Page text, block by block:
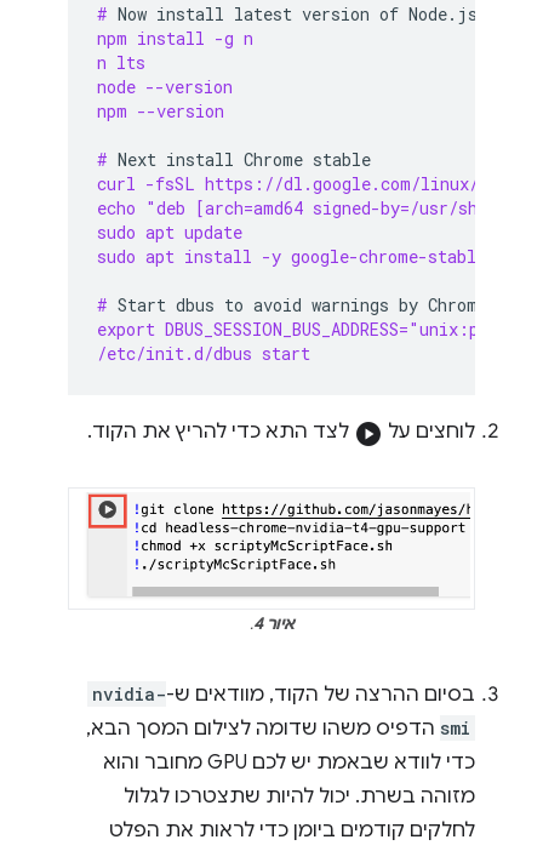
# Now install latest version of
npm install -g n
n lts
node --version
npm --version
# Next install Chrome
curl -fsSL https://dl.google.com/linux/
echo "deb [arch=amd64 signed-by=/usr/
sudo apt update
sudo apt install -y google-chrome-stable
# Start dbus to avoid warnings by Chrome
export
/etc/init.d/dbus start
לוחצים על play_circle לצד התא כדי להריץ את הקוד.
איור 4 .
בסיום ההרצה של הקוד, מוודאים ש-nvidia-
smi הדפיס משהו שדומה לצילום המסך הבא,
כדי לוודא שבאמת יש לכם GPU מחובר והוא
מזוהה בשרת. יכול להיות שתצטרכו לגלול
לחלקים קודמים ביומן כדי לראות את הפלט